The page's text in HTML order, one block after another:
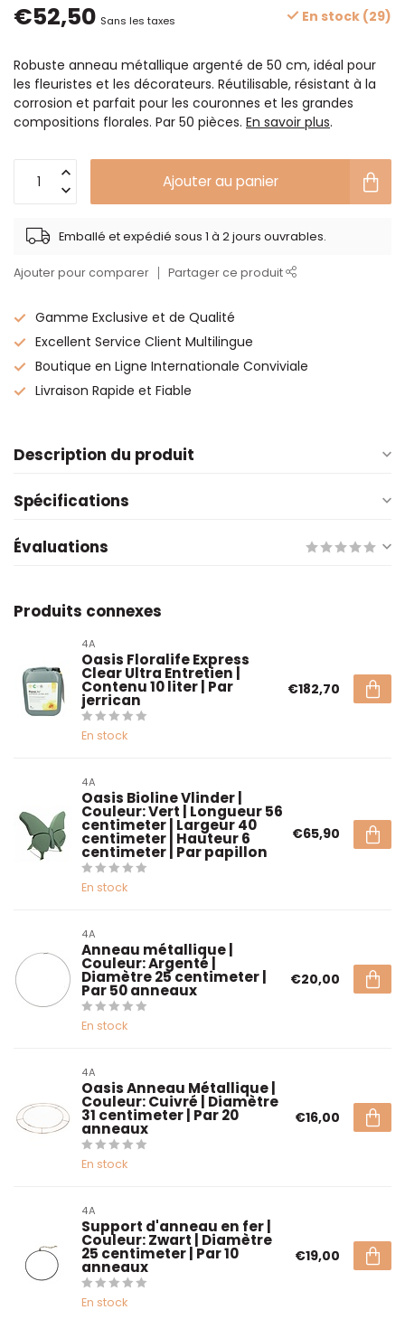
€52,50 Sans les taxes En stock (29)
Robuste anneau métallique argenté de 50 cm, idéal pour
les fleuristes et les décorateurs. Réutilisable, résistant à la
corrosion et parfait pour les couronnes et les grandes
compositions florales. Par 50 pièces. En savoir plus.
Ajouter au panier
Emballé et expédié sous 1 à 2 jours ouvrables.
Ajouter pour comparer Partager ce produit
Gamme Exclusive et de Qualité
Excellent Service Client Multilingue
Boutique en Ligne Internationale Conviviale
Livraison Rapide et Fiable
Description du produit
Spécifications
Évaluations
Produits connexes
4A
Oasis Floralife Express
Clear Ultra Entretien |
Contenu 10 liter | Par
jerrican
En stock
€182,70
4A
Oasis Bioline Vlinder |
Couleur: Vert | Longueur 56
centimeter | Largeur 40
centimeter | Hauteur 6
centimeter | Par papillon
En stock
€65,90
4A
Anneau métallique |
Couleur: Argenté |
Diamètre 25 centimeter |
Par 50 anneaux
En stock
€20,00
4A
Oasis Anneau Métallique |
Couleur: Cuivré | Diamètre
31 centimeter | Par 20
anneaux
En stock
€16,00
4A
Support d'anneau en fer |
Couleur: Zwart | Diamètre
25 centimeter | Par 10
anneaux
En stock
€19,00